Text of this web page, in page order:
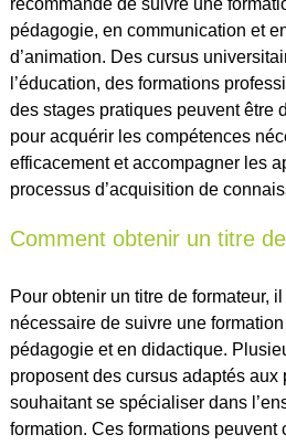
recommandé de suivre une
pédagogie, en communication et
d’animation. Des cursus
l’éducation, des formations
des stages pratiques peuvent être
pour acquérir les compétences
efficacement et accompagner les
processus d’acquisition de
Comment obtenir un titre
Pour obtenir un titre de formateur,
nécessaire de suivre une
pédagogie et en didactique.
proposent des cursus adaptés aux
souhaitant se spécialiser dans
formation. Ces formations peuvent